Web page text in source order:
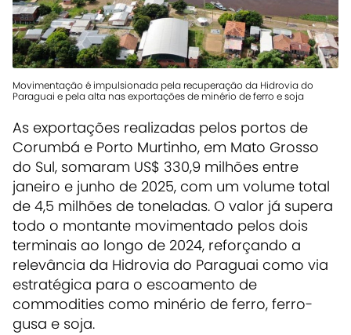
Movimentação é impulsionada pela recuperação da Hidrovia do
Paraguai e pela alta nas exportações de minério de ferro e soja
As exportações realizadas pelos portos de
Corumbá e Porto Murtinho, em Mato Grosso
do Sul, somaram US$ 330,9 milhões entre
janeiro e junho de 2025, com um volume total
de 4,5 milhões de toneladas. O valor já supera
todo o montante movimentado pelos dois
terminais ao longo de 2024, reforçando a
relevância da Hidrovia do Paraguai como via
estratégica para o escoamento de
commodities como minério de ferro, ferro-
gusa e soja.